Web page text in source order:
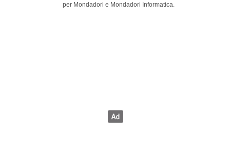
per Mondadori e Mondadori Informatica.